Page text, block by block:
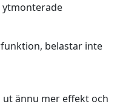
belastar inte
ännu mer effekt och